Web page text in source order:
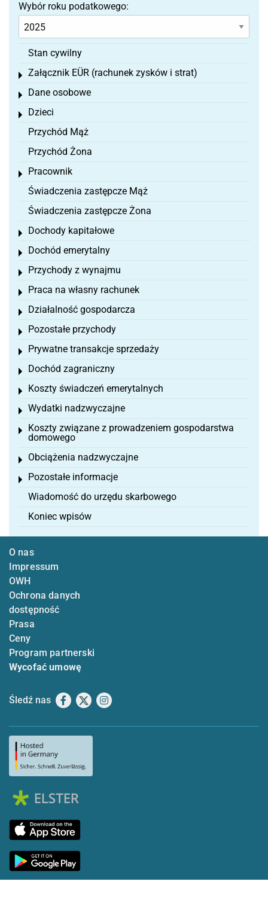
Wybór roku podatkowego:
Stan cywilny
Załącznik EÜR (rachunek zysków i strat)
Toggle menu
Dane osobowe
Toggle menu
Dzieci
Toggle menu
Przychód Mąż
Przychód Żona
Pracownik
Toggle menu
Świadczenia zastępcze Mąż
Świadczenia zastępcze Żona
Dochody kapitałowe
Toggle menu
Dochód emerytalny
Toggle menu
Przychody z wynajmu
Toggle menu
Praca na własny rachunek
Toggle menu
Działalność gospodarcza
Toggle menu
Pozostałe przychody
Toggle menu
Prywatne transakcje sprzedaży
Toggle menu
Dochód zagraniczny
Toggle menu
Koszty świadczeń emerytalnych
Toggle menu
Wydatki nadzwyczajne
Toggle menu
Koszty związane z prowadzeniem gospodarstwa
domowego
Toggle menu
Obciążenia nadzwyczajne
Toggle menu
Pozostałe informacje
Toggle menu
Wiadomość do urzędu skarbowego
Koniec wpisów
O nas
Impressum
OWH
Ochrona danych
dostępność
Prasa
Ceny
Program partnerski
Wycofać umowę
Śledź nas Facebook
X Instagram